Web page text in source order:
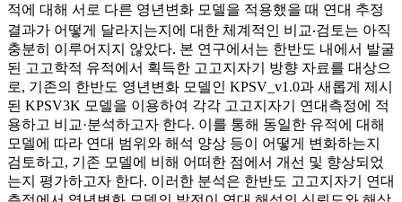
적에 대해 서로 다른 영년변화 모델을 적용했을 때 연대 추정
결과가 어떻게 달라지는지에 대한 체계적인 비교‧검토는 아직
충분히 이루어지지 않았다. 본 연구에서는 한반도 내에서 발굴
된 고고학적 유적에서 획득한 고고지자기 방향 자료를 대상으
로, 기존의 한반도 영년변화 모델인 KPSV_v1.0과 새롭게 제시
된 KPSV3K 모델을 이용하여 각각 고고지자기 연대측정에 적
용하고 비교·분석하고자 한다. 이를 통해 동일한 유적에 대해
모델에 따라 연대 범위와 해석 양상 등이 어떻게 변화하는지
검토하고, 기존 모델에 비해 어떠한 점에서 개선 및 향상되었
는지 평가하고자 한다. 이러한 분석은 한반도 고고지자기 연대